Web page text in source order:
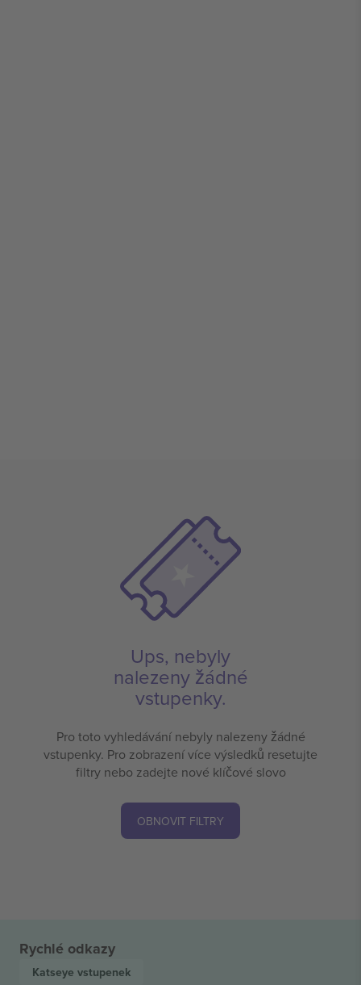
Ups, nebyly
nalezeny žádné
vstupenky.
Pro toto vyhledávání nebyly nalezeny žádné
vstupenky. Pro zobrazení více výsledků resetujte
filtry nebo zadejte nové klíčové slovo
OBNOVIT FILTRY
Rychlé odkazy
Katseye vstupenek